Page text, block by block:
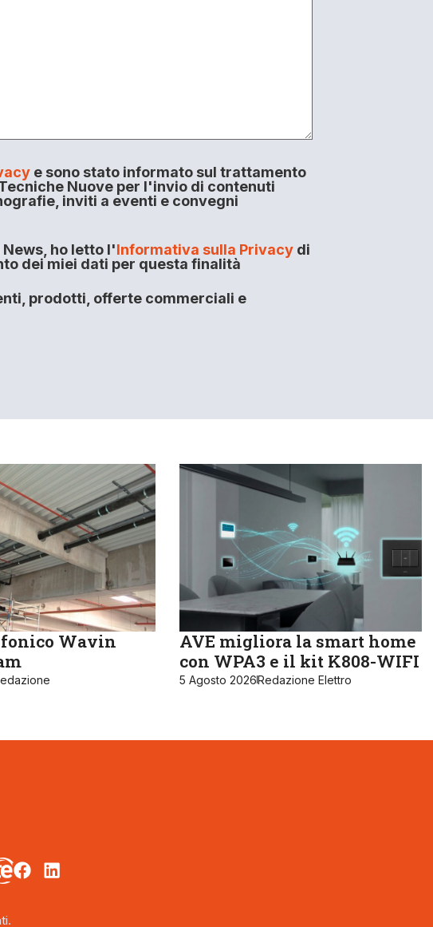
e sono stato informato sul trattamento
Nuove per l'invio di contenuti
inviti a eventi e convegni
ho letto l'Informativa sulla Privacydi
dei miei dati per questa finalità
prodotti, offerte commerciali e
Wavin
AVE migliora la smart home
con WPA3 e il kit K808-WIFI
5 Agosto 2026Redazione Elettro